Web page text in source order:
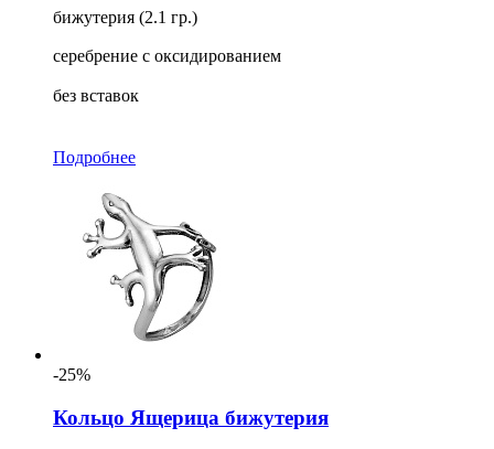
бижутерия (2.1 гр.)
серебрение с оксидированием
без вставок
Подробнее
-25%
Кольцо Ящерица бижутерия